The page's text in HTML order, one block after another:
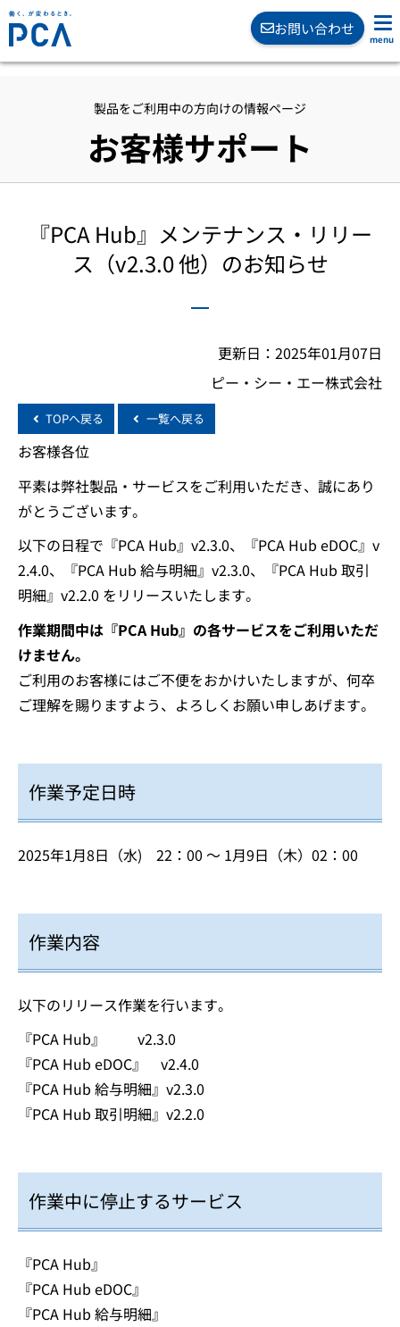
お問い合わせ
製品をご利用中の方向けの情報ページ
お客様サポート
『PCA Hub』メンテナンス・リリー
ス（v2.3.0 他）のお知らせ
更新日：2025年01月07日
ピー・シー・エー株式会社
TOPへ戻る 一覧へ戻る
お客様各位
平素は弊社製品・サービスをご利用いただき、誠にあり
がとうございます。
以下の日程で『PCA Hub』v2.3.0、『PCA Hub eDOC』v
2.4.0、『PCA Hub 給与明細』v2.3.0、『PCA Hub 取引
明細』v2.2.0 をリリースいたします。
作業期間中は『PCA Hub』の各サービスをご利用いただ
けません。
ご利用のお客様にはご不便をおかけいたしますが、何卒
ご理解を賜りますよう、よろしくお願い申しあげます。
作業予定日時
2025年1月8日（水) 22：00 ～ 1月9日（木）02：00
作業内容
以下のリリース作業を行います。
『PCA Hub』 v2.3.0
『PCA Hub eDOC』 v2.4.0
『PCA Hub 給与明細』v2.3.0
『PCA Hub 取引明細』v2.2.0
作業中に停止するサービス
『PCA Hub』
『PCA Hub eDOC』
『PCA Hub 給与明細』